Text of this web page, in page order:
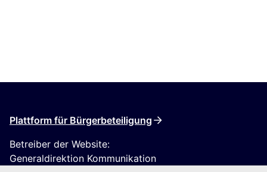
Plattform für Bürgerbeteiligung
Betreiber der Website:
Generaldirektion Kommunikation